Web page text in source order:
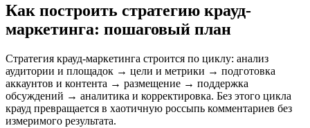
Как построить стратегию крауд-
маркетинга: пошаговый план
Стратегия крауд-маркетинга строится по циклу: анализ
аудитории и площадок → цели и метрики → подготовка
аккаунтов и контента → размещение → поддержка
обсуждений → аналитика и корректировка. Без этого цикла
крауд превращается в хаотичную россыпь комментариев без
измеримого результата.